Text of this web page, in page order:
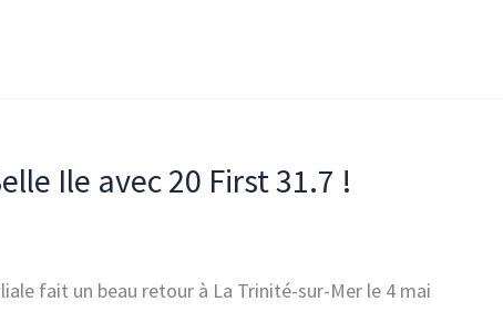
Ile avec 20 First 31.7 !
fait un beau retour à La Trinité-sur-Mer le 4 mai